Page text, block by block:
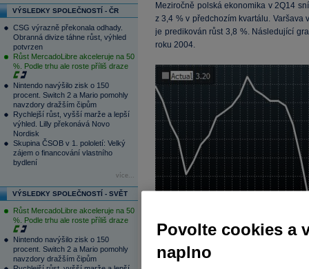
VÝSLEDKY SPOLEČNOSTÍ - ČR
CSG výrazně překonala odhady.
Obranná divize táhne růst, výhled
potvrzen
Růst MercadoLibre akceleruje na 50
%. Podle trhu ale roste příliš draze
Nintendo navýšilo zisk o 150
procent. Switch 2 a Mario pomohly
navzdory dražším čipům
Rychlejší růst, vyšší marže a lepší
výhled. Lilly překonává Novo
Nordisk
Skupina ČSOB v 1. pololetí: Velký
zájem o financování vlastního
bydlení
více...
VÝSLEDKY SPOLEČNOSTÍ - SVĚT
Růst MercadoLibre akceleruje na 50
%. Podle trhu ale roste příliš draze
Nintendo navýšilo zisk o 150
procent. Switch 2 a Mario pomohly
navzdory dražším čipům
Meziročně polská ekonomika v 2Q14
z 3,4 % v předchozím kvartálu. Varšava
je predikován růst 3,8 %. Následující
roku 2004.
Povolte cookies a
naplno